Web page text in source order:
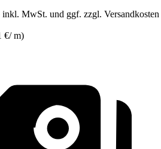
MwSt. und ggf. zzgl. Versandkosten
€/ m)